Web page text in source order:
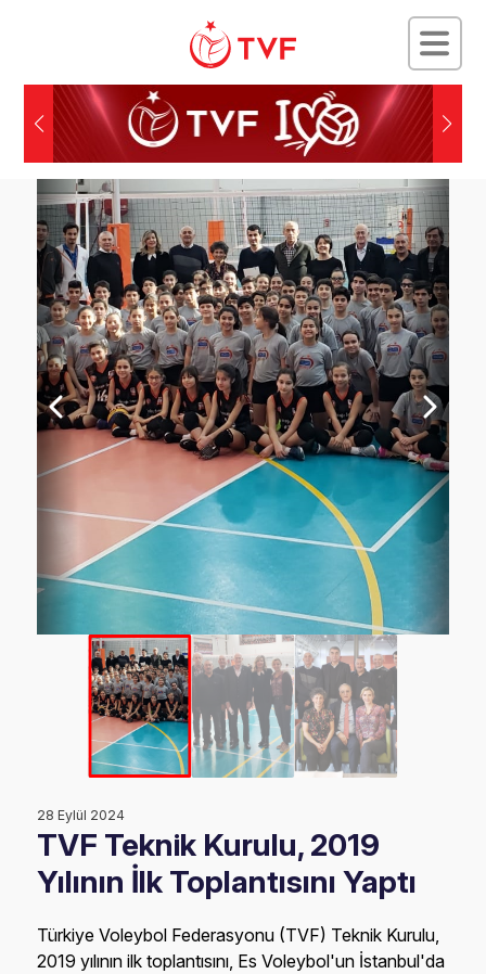
28 Eylül 2024
TVF Teknik Kurulu, 2019
Yılının İlk Toplantısını Yaptı
Türkiye Voleybol Federasyonu (TVF) Teknik Kurulu,
2019 yılının ilk toplantısını, Es Voleybol'un İstanbul'da